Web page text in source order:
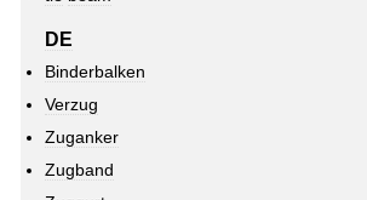
DE
Binderbalken
Verzug
Zuganker
Zugband